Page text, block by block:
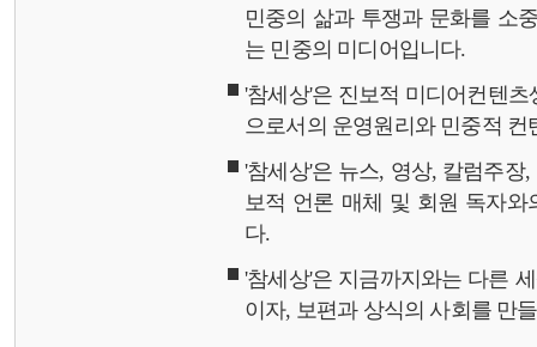
민중의 삶과 투쟁과 문화를 소
는 민중의 미디어입니다.
'참세상'은 진보적 미디어컨텐
으로서의 운영원리와 민중적
'참세상'은 뉴스, 영상, 칼럼주
보적 언론 매체 및 회원 독자와
다.
'참세상'은 지금까지와는 다른
이자, 보편과 상식의 사회를 만